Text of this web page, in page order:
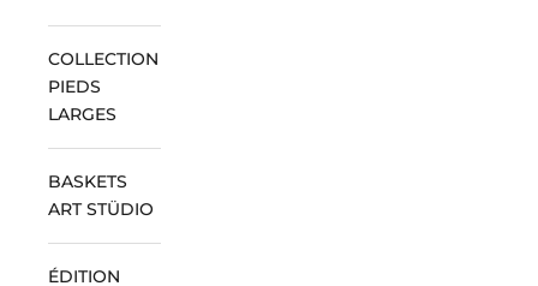
COLLECTION
PIEDS
LARGES
BASKETS
ART STÜDIO
ÉDITION